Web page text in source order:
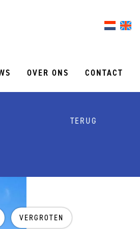
OVER ONS CONTACT
TERUG
VERGROTEN